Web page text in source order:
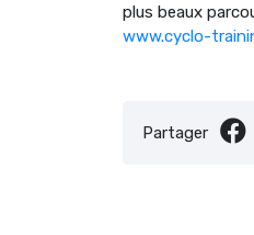
plus beaux
www.cyclo-
Partager